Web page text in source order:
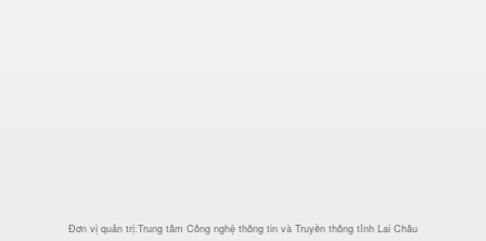
Đơn vị quản trị:Trung tâm Công nghệ thông tin và Truyền thông tỉnh Lai Châu